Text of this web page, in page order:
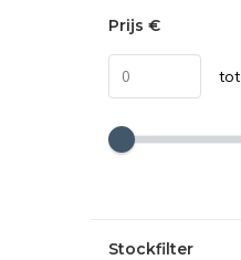
Prijs €
tot
Stockfilter